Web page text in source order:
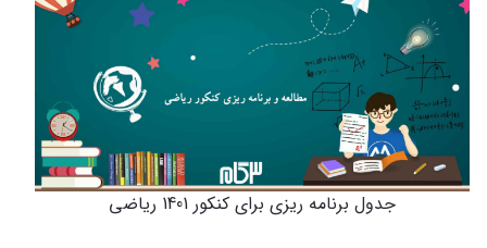
جدول برنامه ریزی برای کنکور 1401 ریاضی